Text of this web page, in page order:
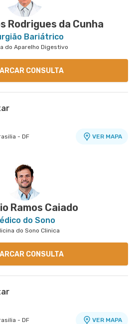
Rodrigues da Cunha
Bariátrico
do Aparelho Digestivo
CONSULTA
- DF VER MAPA
Ramos Caiado
do Sono
do Sono Clinica
CONSULTA
- DF VER MAPA